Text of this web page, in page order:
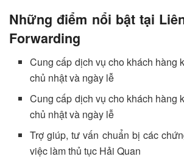
Những điểm nổi bật tại
Forwarding
Cung cấp dịch vụ cho khách hàng
chủ nhật và ngày lễ
Cung cấp dịch vụ cho khách hàng
chủ nhật và ngày lễ
Trợ giúp, tư vấn chuẩn bị các
việc làm thủ tục Hải Quan